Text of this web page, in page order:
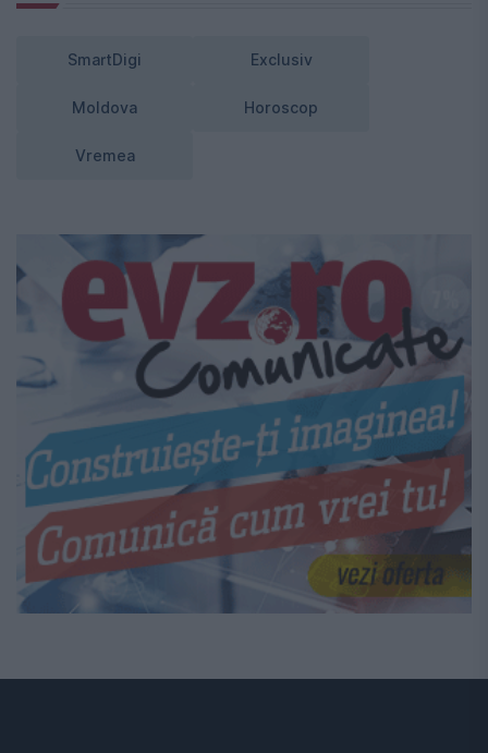
SmartDigi Exclusiv
Moldova Horoscop
Vremea